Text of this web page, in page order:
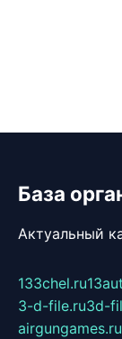
База
Актуальный
133chel.ru
3-d-file.ru3d-
airgungames.ru